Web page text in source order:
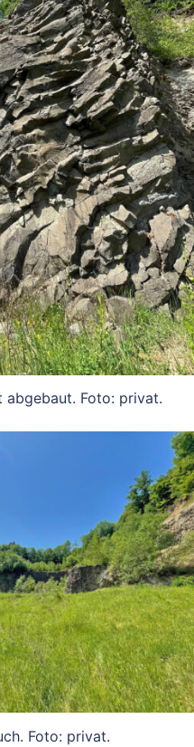
abgebaut. Foto: privat.
Foto: privat.